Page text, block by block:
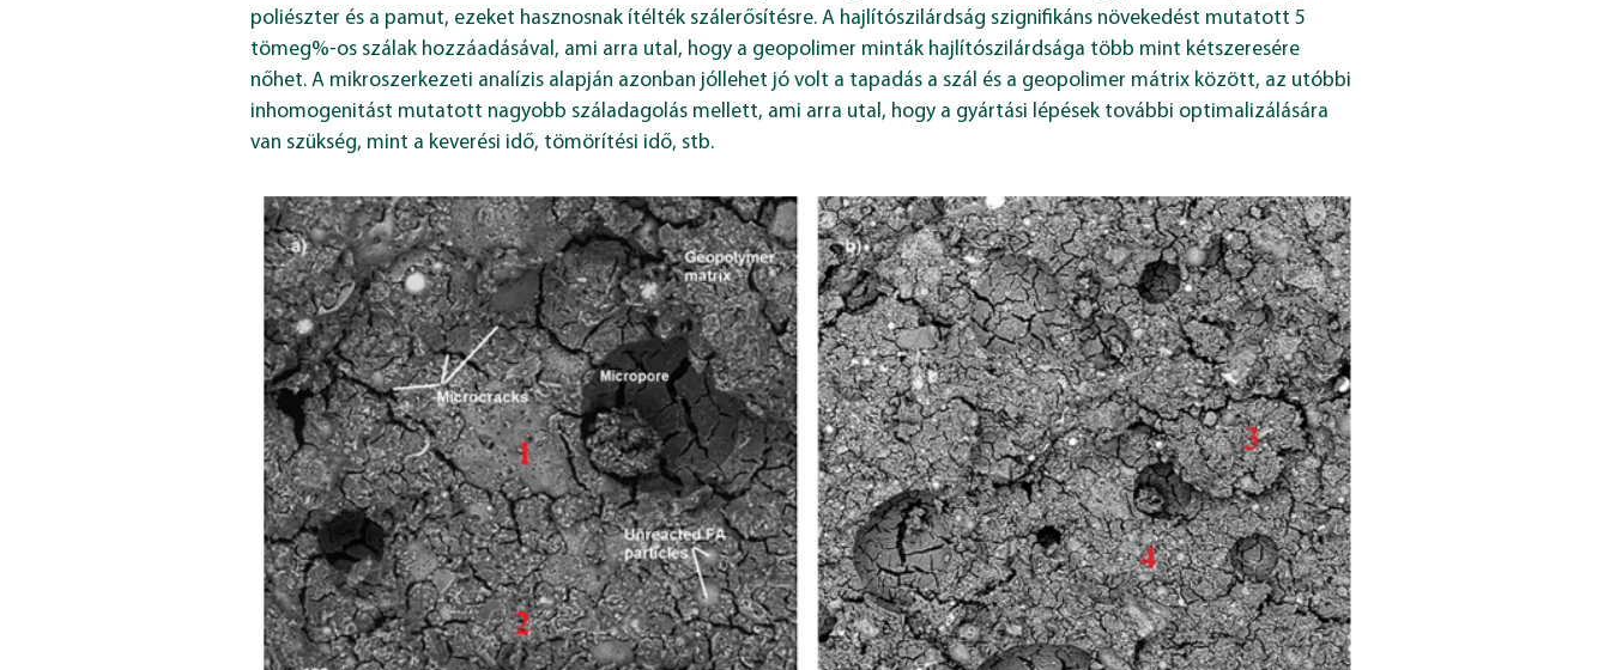
poliészter és a pamut, ezeket hasznosnak ítélték szálerősítésre. A hajlítószilárdság szignifikáns növekedést mutatott 5
tömeg%-os szálak hozzáadásával, ami arra utal, hogy a geopolimer minták hajlítószilárdsága több mint kétszeresére
nőhet. A mikroszerkezeti analízis alapján azonban jóllehet jó volt a tapadás a szál és a geopolimer mátrix között, az utóbbi
inhomogenitást mutatott nagyobb száladagolás mellett, ami arra utal, hogy a gyártási lépések további optimalizálására
van szükség, mint a keverési idő, tömörítési idő, stb.